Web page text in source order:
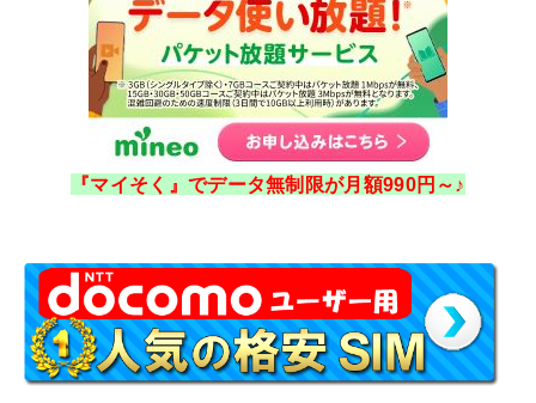
『マイそく』でデータ無制限が月額990円～♪